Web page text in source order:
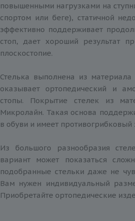
повышенными нагрузками на
спортом или беге), статичной
эффективно поддерживает
стоп, дает хороший результат
плоскостопие.
Стелька выполнена из
оказывает ортопедический и
стопы. Покрытие стелек из
Микролайн. Такая основа
в обуви и имеет противогрибковый
Из большого разнообразия
вариант может показаться
подобранные стельки даже не
Вам нужен индивидуальный
Приобретайте ортопедические